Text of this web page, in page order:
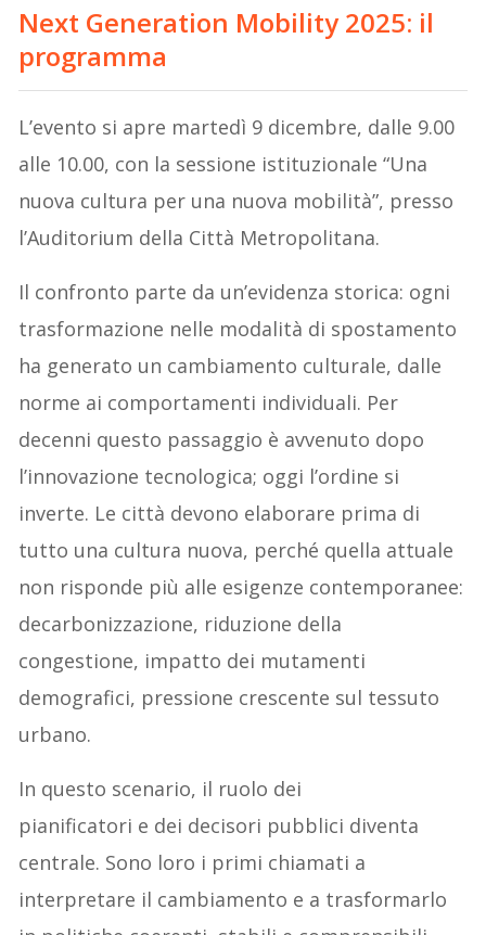
Next Generation Mobility 2025: il
programma
L’evento si apre martedì 9 dicembre, dalle 9.00
alle 10.00, con la sessione istituzionale “Una
nuova cultura per una nuova mobilità”, presso
l’Auditorium della Città Metropolitana.
Il confronto parte da un’evidenza storica: ogni
trasformazione nelle modalità di spostamento
ha generato un cambiamento culturale, dalle
norme ai comportamenti individuali. Per
decenni questo passaggio è avvenuto dopo
l’innovazione tecnologica; oggi l’ordine si
inverte. Le città devono elaborare prima di
tutto una cultura nuova, perché quella attuale
non risponde più alle esigenze contemporanee:
decarbonizzazione, riduzione della
congestione, impatto dei mutamenti
demografici, pressione crescente sul tessuto
urbano.
In questo scenario, il ruolo dei
pianificatori e dei decisori pubblici diventa
centrale. Sono loro i primi chiamati a
interpretare il cambiamento e a trasformarlo